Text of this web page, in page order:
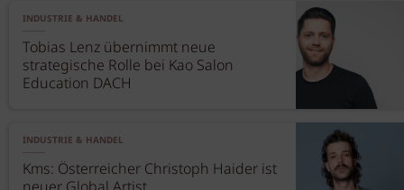
INDUSTRIE & HANDEL
Tobias Lenz übernimmt neue
strategische Rolle bei Kao Salon
Education DACH
INDUSTRIE & HANDEL
Kms: Österreicher Christoph Haider ist